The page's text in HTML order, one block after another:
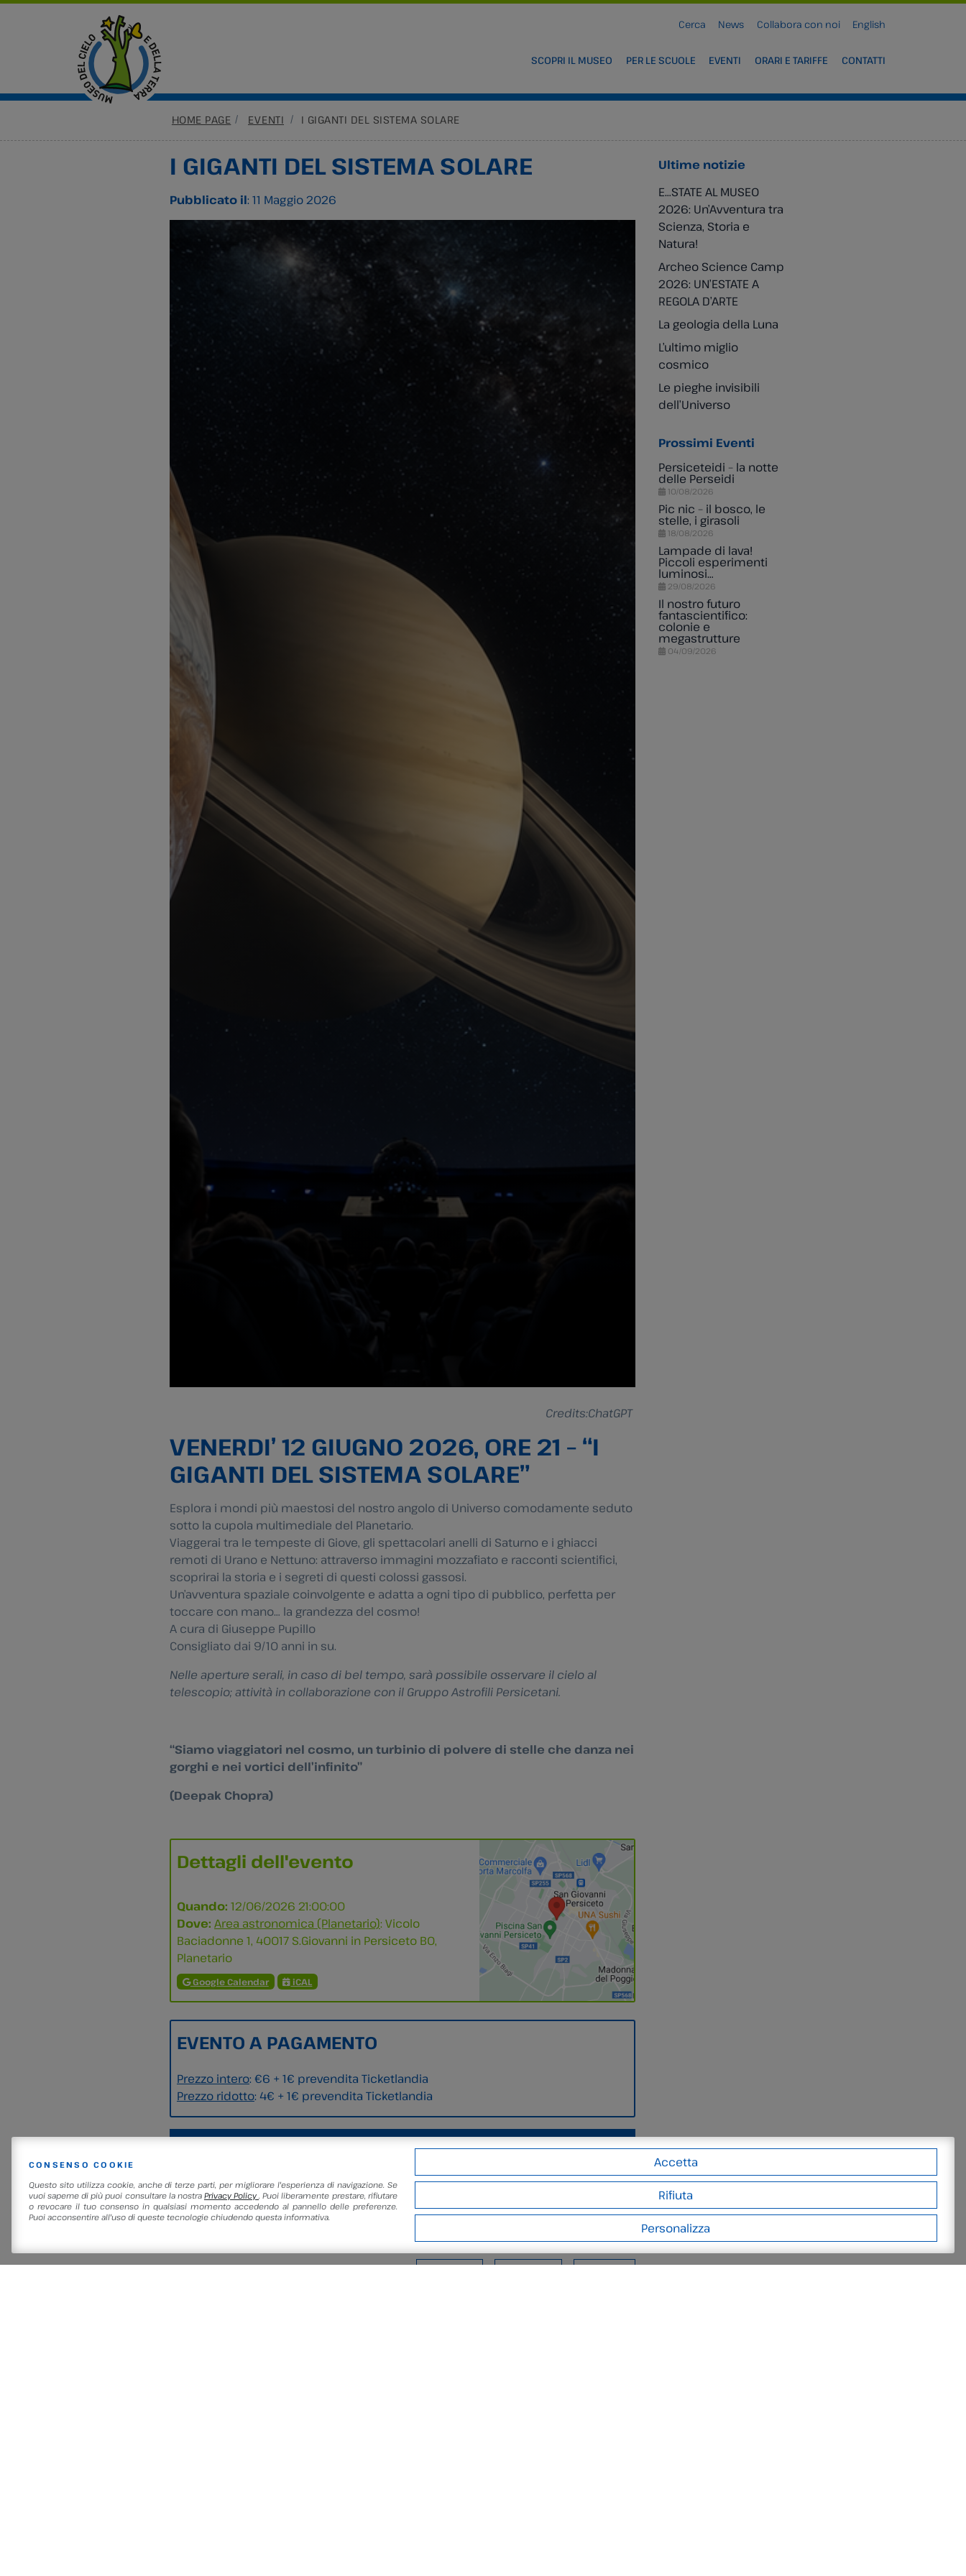
Cerca News Collabora con noi English
SCOPRI IL MUSEO PER LE SCUOLE EVENTI ORARI E TARIFFE CONTATTI
HOME PAGE EVENTI I GIGANTI DEL SISTEMA SOLARE
I GIGANTI DEL SISTEMA SOLARE
Pubblicato il: 11 Maggio 2026
Credits:ChatGPT
VENERDI’ 12 GIUGNO 2026, ORE 21 – “I
GIGANTI DEL SISTEMA SOLARE”
Esplora i mondi più maestosi del nostro angolo di Universo comodamente seduto
sotto la cupola multimediale del Planetario.
Viaggerai tra le tempeste di Giove, gli spettacolari anelli di Saturno e i ghiacci
remoti di Urano e Nettuno: attraverso immagini mozzafiato e racconti scientifici,
scoprirai la storia e i segreti di questi colossi gassosi.
Un’avventura spaziale coinvolgente e adatta a ogni tipo di pubblico, perfetta per
toccare con mano… la grandezza del cosmo!
A cura di Giuseppe Pupillo
Consigliato dai 9/10 anni in su.
Nelle aperture serali, in caso di bel tempo, sarà possibile osservare il cielo al
telescopio; attività in collaborazione con il Gruppo Astrofili Persicetani.
“Siamo viaggiatori nel cosmo, un turbinio di polvere di stelle che danza nei
gorghi e nei vortici dell’infinito”
(Deepak Chopra)
Dettagli dell'evento
Quando: 12/06/2026 21:00:00
Dove: Area astronomica (Planetario): Vicolo
Baciadonne 1, 40017 S.Giovanni in Persiceto BO,
Planetario
Google Calendar iCAL
EVENTO A PAGAMENTO
Prezzo intero: €6 + 1€ prevendita Ticketlandia
Prezzo ridotto: 4€ + 1€ prevendita Ticketlandia
Biglietteria online
Richiesta informazioni
Etichettato come
Ultime notizie
E…STATE AL MUSEO
2026: Un’Avventura tra
Scienza, Storia e
Natura!
Archeo Science Camp
2026: UN’ESTATE A
REGOLA D’ARTE
La geologia della Luna
L’ultimo miglio
cosmico
Le pieghe invisibili
dell’Universo
Prossimi Eventi
Persiceteidi – la notte
delle Perseidi
10/08/2026
Pic nic – il bosco, le
stelle, i girasoli
18/08/2026
Lampade di lava!
Piccoli esperimenti
luminosi…
29/08/2026
Il nostro futuro
fantascientifico:
colonie e
megastrutture
04/09/2026
CONSENSO COOKIE
Questo sito utilizza cookie, anche di terze parti, per migliorare l'esperienza di navigazione. Se
vuoi saperne di più puoi consultare la nostra Privacy Policy. Puoi liberamente prestare, rifiutare
o revocare il tuo consenso in qualsiasi momento accedendo al pannello delle preferenze.
Puoi acconsentire all'uso di queste tecnologie chiudendo questa informativa.
Accetta
Rifiuta
Personalizza